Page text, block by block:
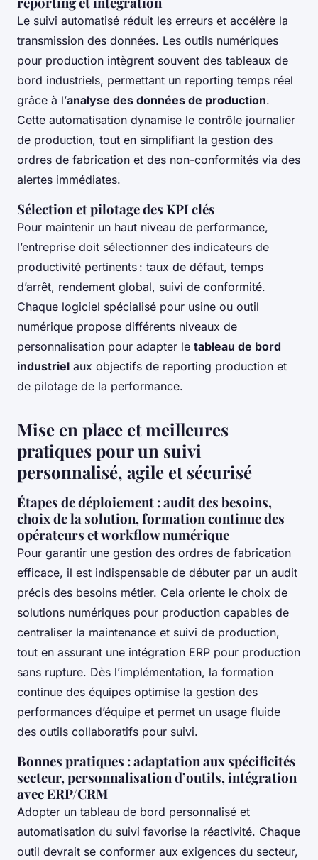
Le suivi automatisé réduit les erreurs et accélère la
transmission des données. Les outils numériques
pour production intègrent souvent des tableaux de
bord industriels, permettant un reporting temps réel
grâce à l’analyse des données de production.
Cette automatisation dynamise le contrôle journalier
de production, tout en simplifiant la gestion des
ordres de fabrication et des non-conformités via des
alertes immédiates.
Sélection et pilotage des KPI clés
Pour maintenir un haut niveau de performance,
l’entreprise doit sélectionner des indicateurs de
productivité pertinents : taux de défaut, temps
d’arrêt, rendement global, suivi de conformité.
Chaque logiciel spécialisé pour usine ou outil
numérique propose différents niveaux de
personnalisation pour adapter le tableau de bord
industriel aux objectifs de reporting production et
de pilotage de la performance.
Mise en place et meilleures
pratiques pour un suivi
personnalisé, agile et sécurisé
Étapes de déploiement : audit des besoins,
choix de la solution, formation continue des
opérateurs et workflow numérique
Pour garantir une gestion des ordres de fabrication
efficace, il est indispensable de débuter par un audit
précis des besoins métier. Cela oriente le choix de
solutions numériques pour production capables de
centraliser la maintenance et suivi de production,
tout en assurant une intégration ERP pour production
sans rupture. Dès l’implémentation, la formation
continue des équipes optimise la gestion des
performances d’équipe et permet un usage fluide
des outils collaboratifs pour suivi.
Bonnes pratiques : adaptation aux spécificités
secteur, personnalisation d’outils, intégration
avec ERP/CRM
Adopter un tableau de bord personnalisé et
automatisation du suivi favorise la réactivité. Chaque
outil devrait se conformer aux exigences du secteur,